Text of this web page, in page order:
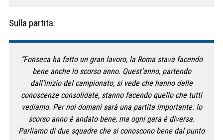
Sulla partita:
“Fonseca ha fatto un gran lavoro, la Roma stava facendo
bene anche lo scorso anno. Quest’anno, partendo
dall’inizio del campionato, si vede che hanno delle
conoscenze consolidate, stanno facendo quello che tutti
vediamo. Per noi domani sarà una partita importante: lo
scorso anno è andato bene, ma ogni gara è diversa.
Parliamo di due squadre che si conoscono bene dal punto